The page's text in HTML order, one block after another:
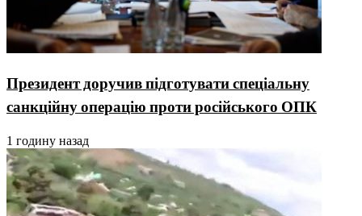
Президент доручив підготувати спеціальну
санкційну операцію проти російського ОПК
1 годину назад